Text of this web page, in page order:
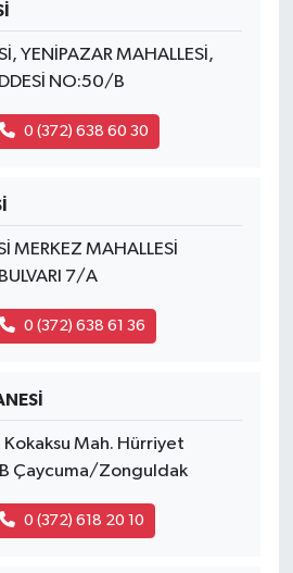
YENİPAZAR MAHALLESİ,
NO:50/B
0 (372) 638 60 30
MERKEZ MAHALLESİ
7/A
0 (372) 638 61 36
Mah. Hürriyet
Çaycuma/Zonguldak
0 (372) 618 20 10